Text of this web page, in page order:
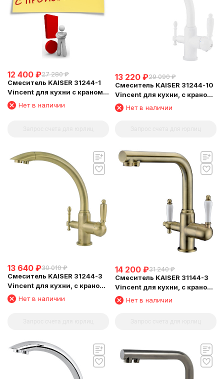
12 400 ₽27 280 ₽
Смеситель KAISER 31244-1
Vincent для кухни с краном
для питьевой воды
Нет в наличии
13 220 ₽29 090 ₽
Смеситель KAISER 31244-10
Vincent для кухни, с краном
для питьевой воды, белый
глянц
Нет в наличии
13 640 ₽30 010 ₽
Смеситель KAISER 31244-3
Vincent для кухни, с краном
для питьевой воды,
бронзовый
Нет в наличии
14 200 ₽31 240 ₽
Смеситель KAISER 31144-3
Vincent для кухни, с краном
для питьевой воды,
бронзовый
Нет в наличии